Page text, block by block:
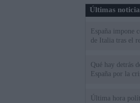
Últimas
España impone
de Italia tras el
Qué hay detrás
España por la
Última hora